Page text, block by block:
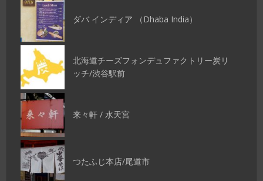
ダバ インディア （Dhaba India）
北海道チーズフォンデュファクトリー炭リ
ッチ/渋谷駅前
来々軒 / 水天宮
つたふじ本店/尾道市